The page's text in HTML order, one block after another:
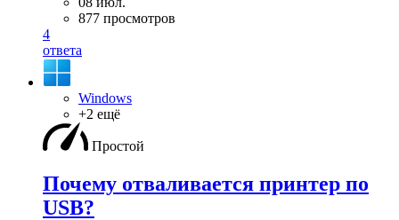
877 просмотров
4
ответа
Windows
+2 ещё
Простой
Почему отваливается принтер по
USB?